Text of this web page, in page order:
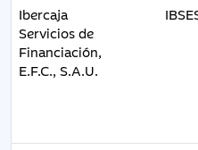
Ibercaja
Servicios de
Financiación,
E.F.C., S.A.U.